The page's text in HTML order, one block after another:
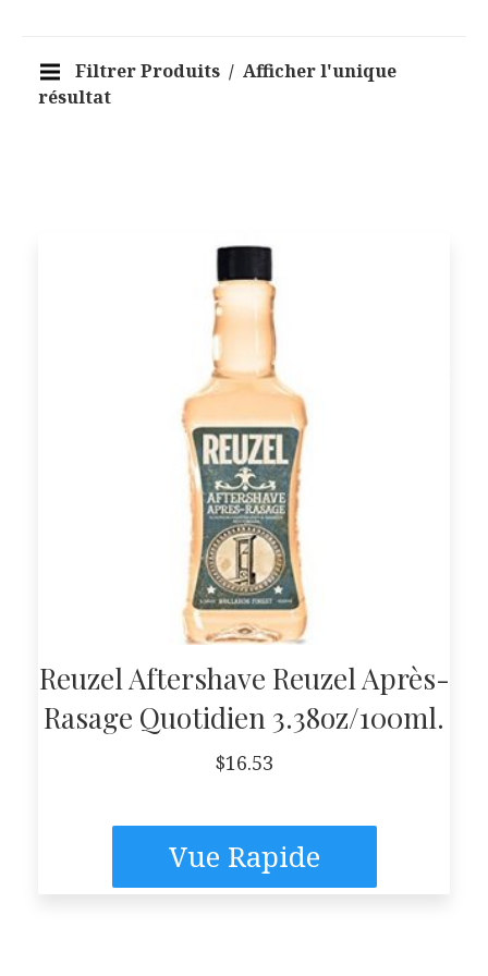
Filtrer Produits
Afficher l'unique
résultat
Reuzel Aftershave Reuzel Après-
Rasage Quotidien 3.38oz/100ml.
$16.53
Vue Rapide